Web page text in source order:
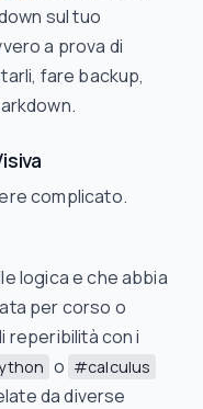
sul tuo
a prova di
fare backup,
complicato.
logica e che abbia
per corso o
reperibilità con i
o #calculus
da diverse